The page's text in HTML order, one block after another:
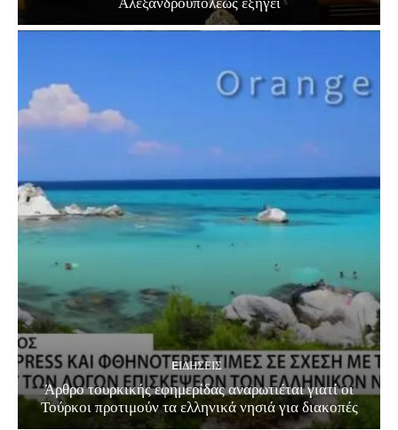
EΙΔΗΣΕΙΣ
Άρθρο τουρκικής εφημερίδας αναρωτιέται γιατί οι
Τούρκοι προτιμούν τα ελληνικά νησιά για διακοπές